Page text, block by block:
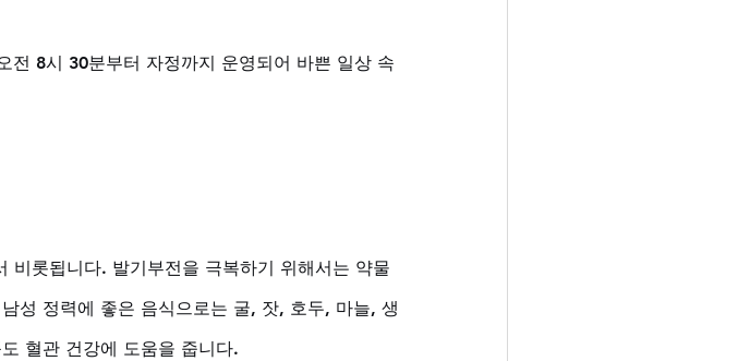
8시 30분부터 자정까지 운영되어 바쁜 일상 속
비롯됩니다. 발기부전을 극복하기 위해서는 약물
성 정력에 좋은 음식으로는 굴, 잣, 호두, 마늘, 생
혈관 건강에 도움을 줍니다.